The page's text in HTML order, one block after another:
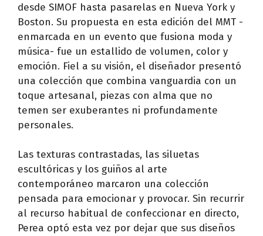
desde SIMOF hasta pasarelas en Nueva York y
Boston. Su propuesta en esta edición del MMT -
enmarcada en un evento que fusiona moda y
música- fue un estallido de volumen, color y
emoción. Fiel a su visión, el diseñador presentó
una colección que combina vanguardia con un
toque artesanal, piezas con alma que no
temen ser exuberantes ni profundamente
personales.
Las texturas contrastadas, las siluetas
escultóricas y los guiños al arte
contemporáneo marcaron una colección
pensada para emocionar y provocar. Sin recurrir
al recurso habitual de confeccionar en directo,
Perea optó esta vez por dejar que sus diseños